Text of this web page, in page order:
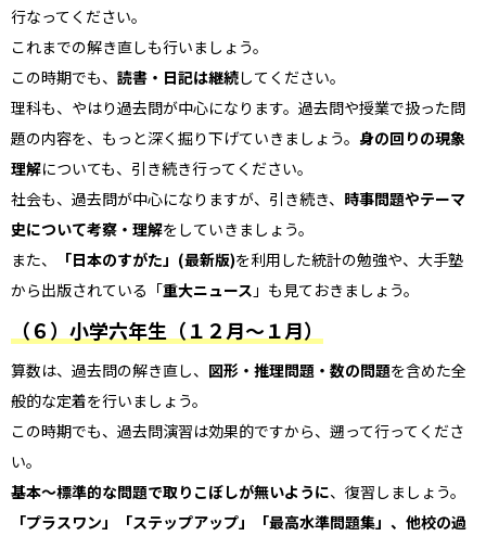
行なってください。
これまでの解き直しも行いましょう。
この時期でも、 読書・日記は継続してください。
理科も、やはり過去問が中心になります。過去問や授業で扱った問
題の内容を、もっと深く掘り下げていきましょう。 身の回りの現象
理解についても、引き続き行ってください。
社会も、過去問が中心になりますが、引き続き、 時事問題やテーマ
史について考察・理解をしていきましょう。
また、
「日本のすがた」(最新版)を利用した統計の勉強や、大手塾
から出版されている「重大ニュース 」も見ておきましょう。
（６）小学六年生（１２月～１月）
算数は、過去問の解き直し、 図形・推理問題・数の問題を含めた全
般的な定着を行いましょう。
この時期でも、過去問演習は効果的ですから、遡って行ってくださ
い。
基本〜標準的な問題で取りこぼしが無いように、復習しましょう。
「プラスワン」「ステップアップ」「最高水準問題集」、他校の過